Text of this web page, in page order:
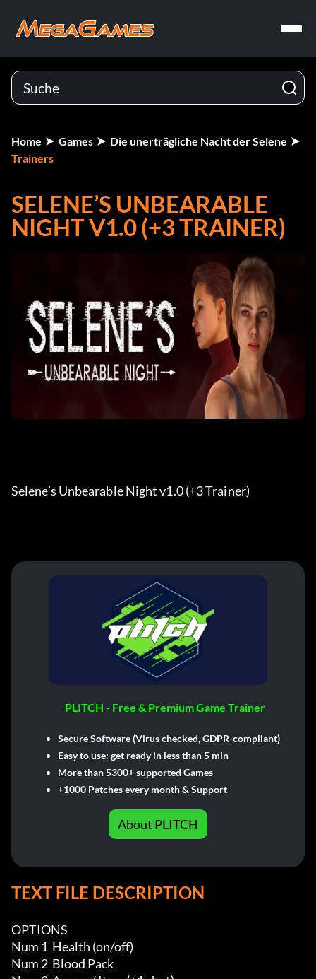
Home Games
Die unerträgliche Nacht der Selene
Trainers
SELENE’S UNBEARABLE
NIGHT V1.0 (+3 TRAINER)
Selene’s Unbearable Night v1.0 (+3 Trainer)
PLITCH - Free & Premium Game Trainer
Secure Software (Virus checked, GDPR-compliant)
Easy to use: get ready in less than 5 min
More than 5300+ supported Games
+1000 Patches every month & Support
About PLITCH
TEXT FILE DESCRIPTION
OPTIONS
Num 1  Health (on/off)
Num 2  Blood Pack